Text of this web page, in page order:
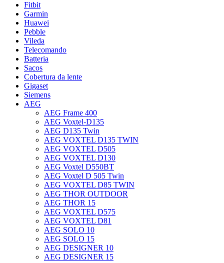
Fitbit
Garmin
Huawei
Pebble
Vileda
Telecomando
Batteria
Sacos
Cobertura da lente
Gigaset
Siemens
AEG
AEG Frame 400
AEG Voxtel-D135
AEG D135 Twin
AEG VOXTEL D135 TWIN
AEG VOXTEL D505
AEG VOXTEL D130
AEG Voxtel D550BT
AEG Voxtel D 505 Twin
AEG VOXTEL D85 TWIN
AEG THOR OUTDOOR
AEG THOR 15
AEG VOXTEL D575
AEG VOXTEL D81
AEG SOLO 10
AEG SOLO 15
AEG DESIGNER 10
AEG DESIGNER 15